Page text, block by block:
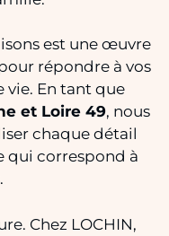
est une œuvre
répondre à vos
vie. En tant que
et Loire 49, nous
chaque détail
qui correspond à
Chez LOCHIN,